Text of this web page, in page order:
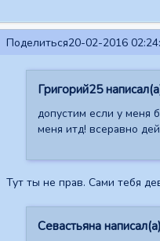
Поделиться20-02-2016
Григорий25
допустим если у меня
меня итд! всеравно
Тут ты не прав. Сами тебя
Севастьяна